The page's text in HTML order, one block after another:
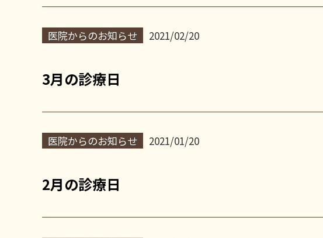
医院からのお知らせ 2021/02/20
3月の診療日
医院からのお知らせ 2021/01/20
2月の診療日